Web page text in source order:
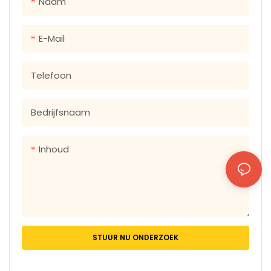
E-Mail
Telefoon
Bedrijfsnaam
Inhoud
STUUR NU ONDERZOEK